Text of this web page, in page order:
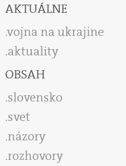
AKTUÁLNE
vojna na ukrajine
aktuality
OBSAH
slovensko
svet
názory
rozhovory